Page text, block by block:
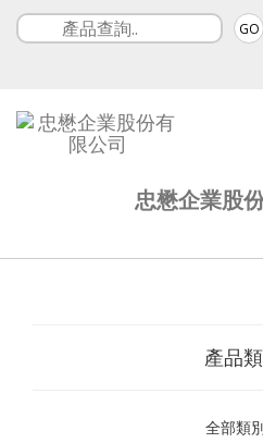
GO
忠懋企業股
產品
全部類